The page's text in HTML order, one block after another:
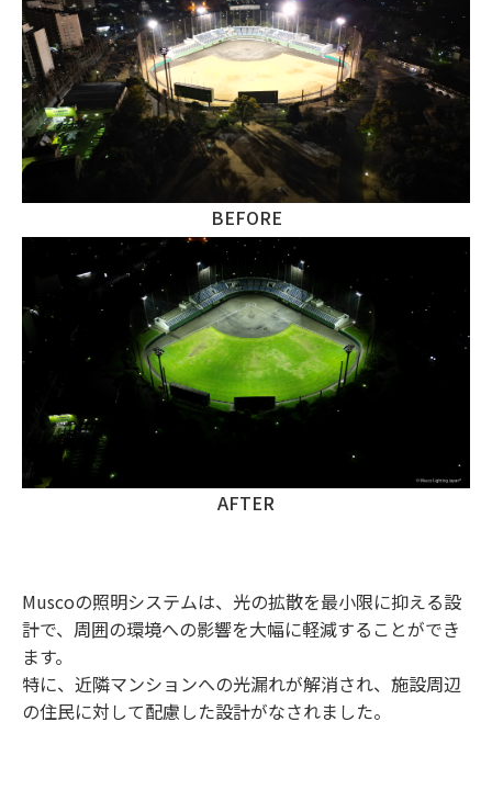
BEFORE
AFTER
Muscoの照明システムは、光の拡散を最小限に抑える設
計で、周囲の環境への影響を大幅に軽減することができ
ます。
特に、近隣マンションへの光漏れが解消され、施設周辺
の住民に対して配慮した設計がなされました。